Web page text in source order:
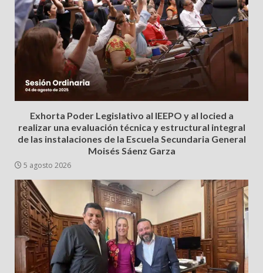
Exhorta Poder Legislativo al IEEPO y al Iocied a
realizar una evaluación técnica y estructural integral
de las instalaciones de la Escuela Secundaria General
Moisés Sáenz Garza
5 agosto 2026